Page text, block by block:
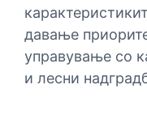
давање
управување со
и лесни